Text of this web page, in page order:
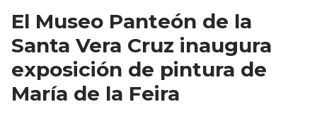
El Museo Panteón de la
Santa Vera Cruz inaugura
exposición de pintura de
María de la Feira